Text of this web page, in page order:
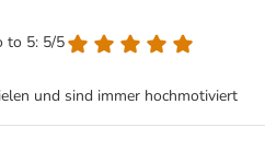
to 5: 5/5
und sind immer hochmotiviert